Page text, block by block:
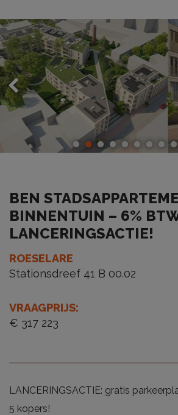
BEN
BINNENTUIN – 6%
LANCERINGSACTIE!
ROESELARE
Stationsdreef 41 B 00.02
VRAAGPRIJS:
€ 317 223
LANCERINGSACTIE: gratis
5 kopers!